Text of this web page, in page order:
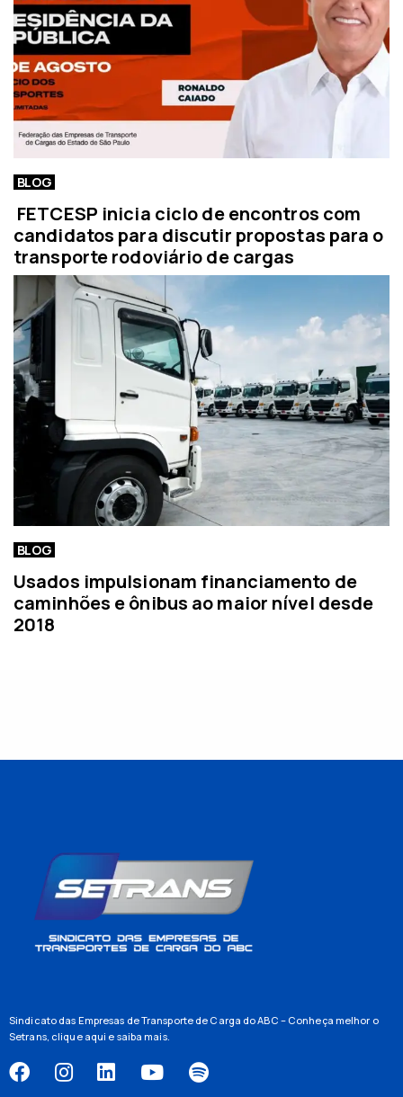
BLOG
FETCESP inicia ciclo de encontros com
candidatos para discutir propostas para o
transporte rodoviário de cargas
BLOG
Usados impulsionam financiamento de
caminhões e ônibus ao maior nível desde
2018
Sindicato das Empresas de Transporte de Carga do ABC – Conheça melhor o
Setrans, clique aqui e saiba mais.